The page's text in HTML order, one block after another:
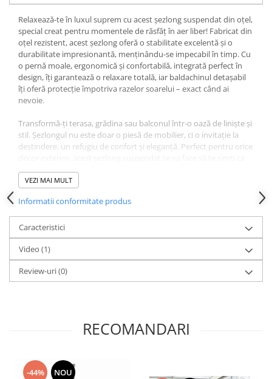
Relaxează-te în luxul suprem cu acest șezlong suspendat din oțel,
special creat pentru momentele de răsfăț în aer liber! Fabricat din
oțel rezistent, acest șezlong oferă o stabilitate excelentă și o
durabilitate impresionantă, menținându-se impecabil în timp. Cu
o pernă moale, ergonomică și confortabilă, integrată perfect în
design, îți garantează o relaxare totală, iar baldachinul detașabil
îți oferă protecție împotriva razelor soarelui – exact când ai
nevoie.
Transformă-ți terasa, grădina sau balconul într-o oază de liniște și
stil. Șezlongul nu este doar o piesă de mobilier, ci o invitație la
destindere, un refugiu de confort și eleganță. Perfect pentru orice
într-un resort de lux, chiar la tine acasă. Nu rata ocazia de a
adăuga un strop de rafinament și relaxare în viața ta de zi cu zi
VEZI MAI MULT
Informatii conformitate produs
Caracteristici
Video (1)
Review-uri(0)
RECOMANDARI
-44% NOU